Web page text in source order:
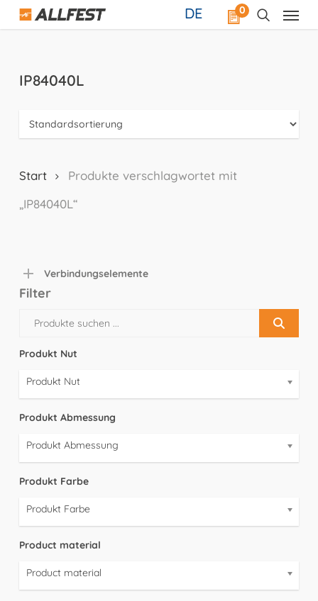
Skip
0
DE
IP84040L
Start
Produkte verschlagwortet mit
„IP84040L“
Verbindungselemente
Filter
Produkt Nut
Produkt Nut
Produkt Abmessung
Produkt Abmessung
Produkt Farbe
Produkt Farbe
Product material
Product material